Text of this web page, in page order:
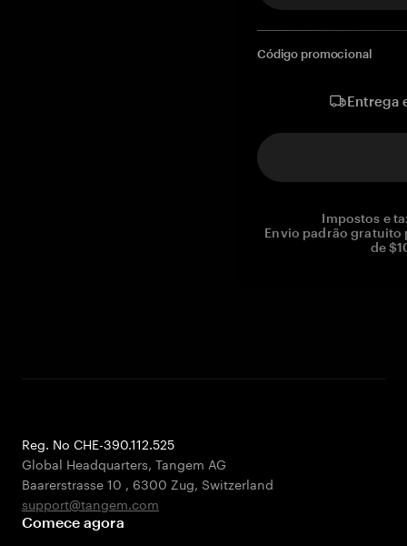
Código promocional
Entrega
Impostos e
Envio padrão gratuito
de
Reg. No CHE-390.112.525
Global Headquarters, Tangem AG
Baarerstrasse 10 , 6300 Zug, Switzerland
support@tangem.com
Comece agora